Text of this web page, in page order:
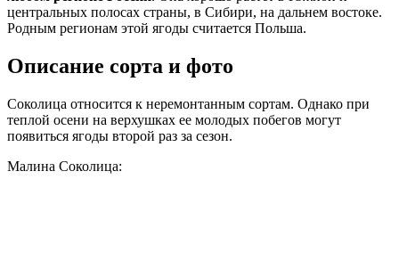
центральных полосах страны, в Сибири, на дальнем востоке.
Родным регионам этой ягоды считается Польша.
Описание сорта и фото
Соколица относится к неремонтанным сортам. Однако при
теплой осени на верхушках ее молодых побегов могут
появиться ягоды второй раз за сезон.
Малина Соколица: